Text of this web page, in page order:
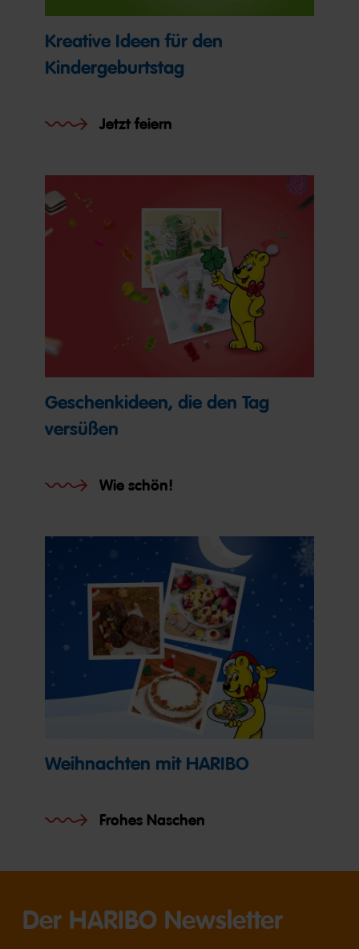
Kreative Ideen für den
Kindergeburtstag
Jetzt feiern
Geschenkideen, die den Tag
versüßen
Wie schön!
Weihnachten mit HARIBO
Frohes Naschen
Der HARIBO Newsletter